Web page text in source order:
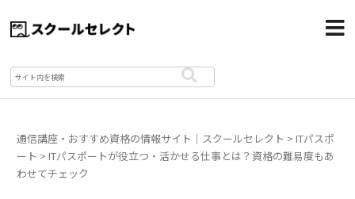
通信講座・おすすめ資格の情報サイト｜スクールセレクト >ITパスポ
ート >ITパスポートが役立つ・活かせる仕事とは？資格の難易度もあ
わせてチェック